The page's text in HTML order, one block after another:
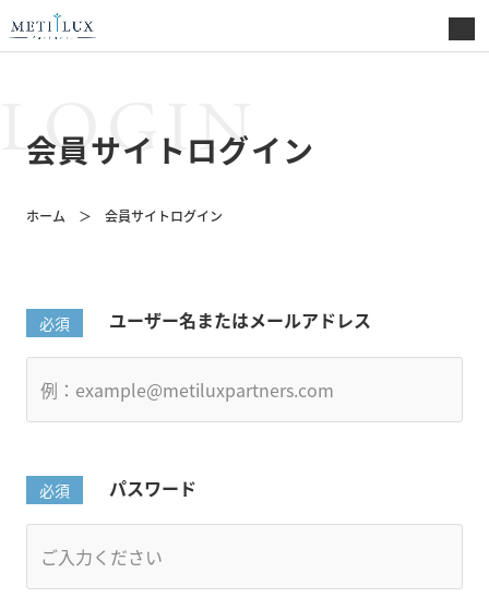
LOGIN
会員サイトログイン
ホーム 会員サイトログイン
ユーザー名またはメールアドレス
パスワード